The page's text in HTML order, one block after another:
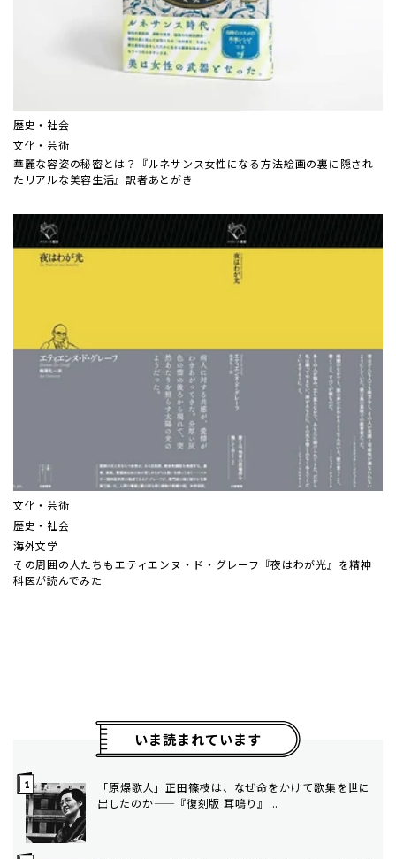
歴史・社会
文化・芸術
華麗な容姿の秘密とは？『ルネサンス女性になる方法――絵画の裏に隠され
たリアルな美容生活』訳者あとがき
文化・芸術
歴史・社会
海外文学
その周囲の人たちも――エティエンヌ・ド・グレーフ『夜はわが光』を精神
科医が読んでみた
いま読まれています
「原爆歌人」正田篠枝は、なぜ命をかけて歌集を世に
出したのか——『復刻版 耳鳴り』...